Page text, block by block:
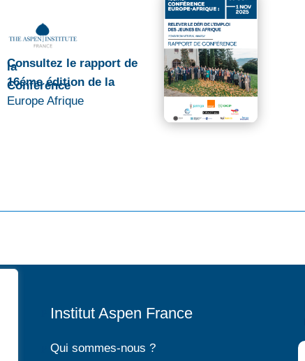
Consultez le rapport de
la
16éme édition de la
Conférence
Europe Afrique
Institut Aspen France
Qui sommes-nous ?